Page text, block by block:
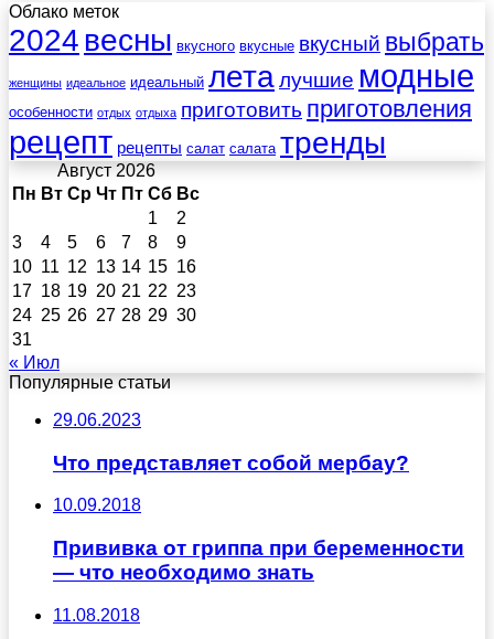
Облако меток
2024 весны вкусного вкусные вкусный выбрать
женщины идеальное идеальный леталучшие модные
особенности отдых отдыха приготовить приготовления
рецепт рецепты салат салата тренды
Август 2026
Пн Вт Ср Чт Пт Сб Вс
1
2
3
4 5 6 7 8
9
10 11 12 13 14 15 16
17 18 19 20 21 22 23
24 25 26 27 28 29 30
31
« Июл
Популярные статьи
29.06.2023
Что представляет собой мербау?
10.09.2018
Прививка от гриппа при беременности
— что необходимо знать
11.08.2018